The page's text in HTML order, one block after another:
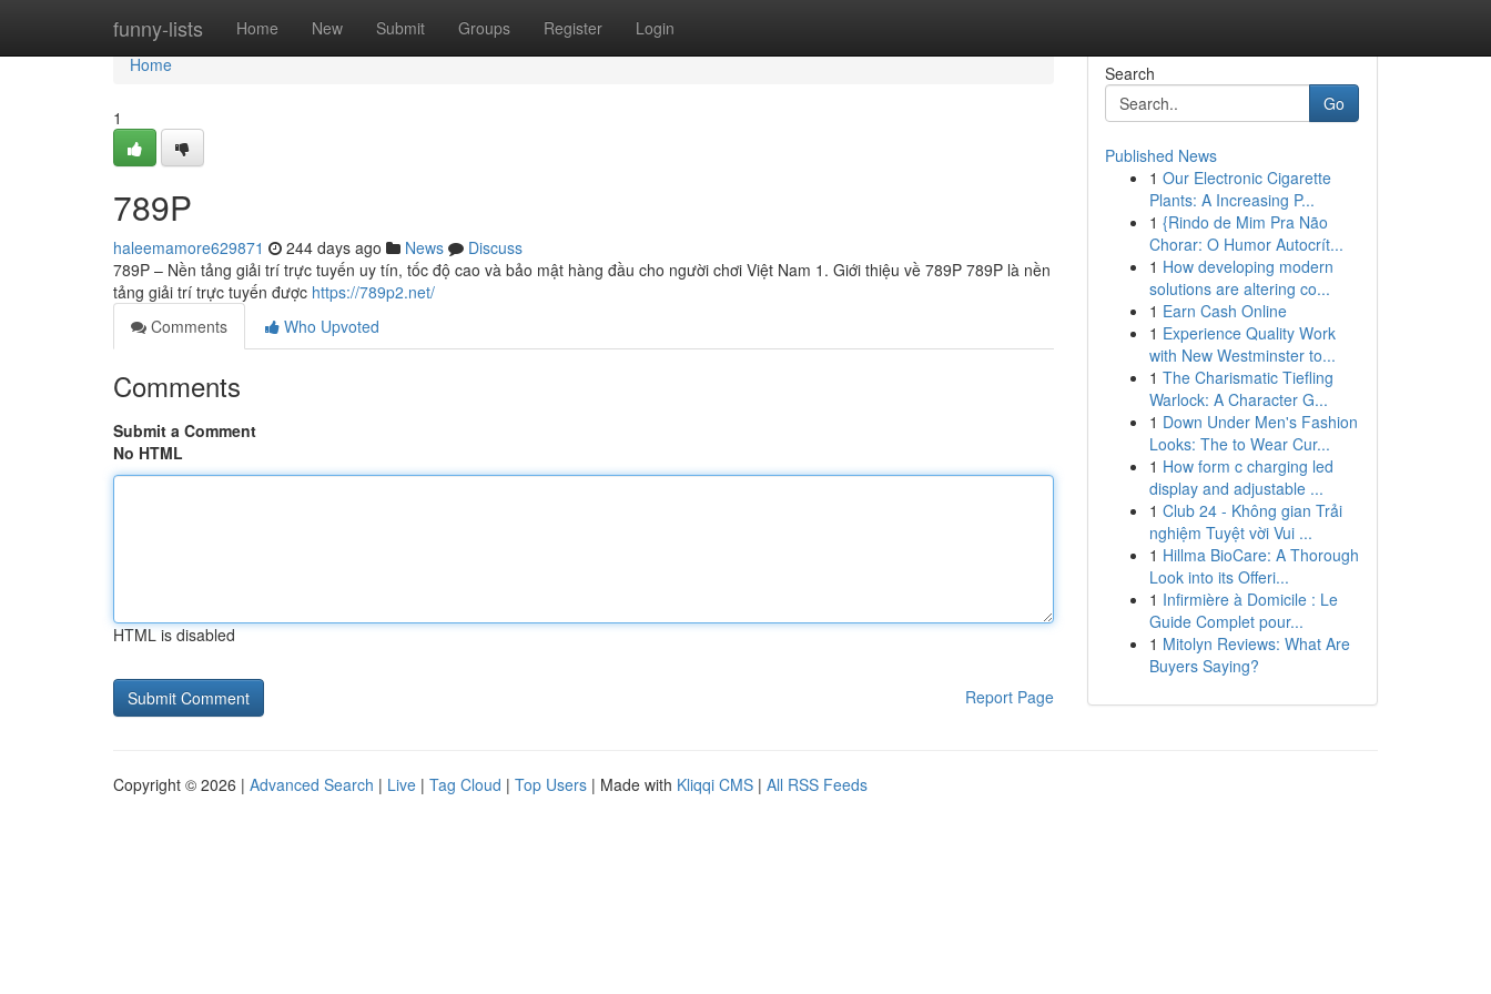
funny-lists Home New Submit Groups Register Login
Home
Home
1
789P
haleemamore629871 244 days ago News
Discuss
789P – Nền tảng giải trí trực tuyến uy tín, tốc độ cao và bảo mật hàng đầu cho người chơi Việt Nam 1. Giới thiệu về 789P 789P là nền
tảng giải trí trực tuyến được https://789p2.net/
Comments
Who Upvoted
Comments
Submit a Comment
No HTML
HTML is disabled
Report Page
Search
Go
Published News
1 Our Electronic Cigarette
Plants: A Increasing P...
1 {Rindo de Mim Pra Não
Chorar: O Humor Autocrít...
1 How developing modern
solutions are altering co...
1 Earn Cash Online
1 Experience Quality Work
with New Westminster to...
1 The Charismatic Tiefling
Warlock: A Character G...
1 Down Under Men's Fashion
Looks: The to Wear Cur...
1 How form c charging led
display and adjustable ...
1 Club 24 - Không gian Trải
nghiệm Tuyệt vời Vui ...
1 Hillma BioCare: A Thorough
Look into its Offeri...
1 Infirmière à Domicile : Le
Guide Complet pour...
1 Mitolyn Reviews: What Are
Buyers Saying?
Copyright © 2026 | Advanced Search | Live | Tag Cloud | Top Users | Made with Kliqqi CMS | All RSS Feeds